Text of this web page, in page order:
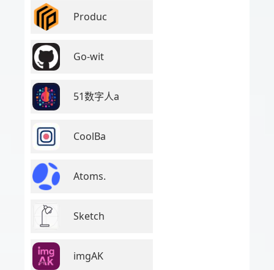
Produc
Go-wit
51数字人a
CoolBa
Atoms.
Sketch
imgAK